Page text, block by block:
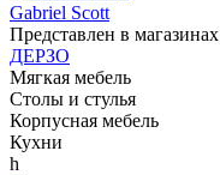
Gabriel Scott
Представлен в магазинах
ДЕРЗО
Мягкая мебель
Столы и стулья
Корпусная мебель
Кухни
h